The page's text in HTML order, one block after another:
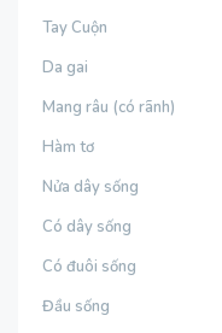
Tay Cuộn
Da gai
Mang râu (có rãnh)
Hàm tơ
Nửa dây sống
Có dây sống
Có đuôi sống
Đầu sống